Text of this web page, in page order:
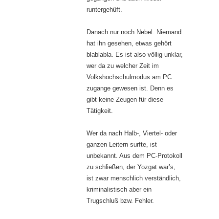
runtergehüft.
Danach nur noch Nebel. Niemand
hat ihn gesehen, etwas gehört
blablabla. Es ist also völlig unklar,
wer da zu welcher Zeit im
Volkshochschulmodus am PC
zugange gewesen ist. Denn es
gibt keine Zeugen für diese
Tätigkeit.
Wer da nach Halb-, Viertel- oder
ganzen Leitern surfte, ist
unbekannt. Aus dem PC-Protokoll
zu schließen, der Yozgat war’s,
ist zwar menschlich verständlich,
kriminalistisch aber ein
Trugschluß bzw. Fehler.